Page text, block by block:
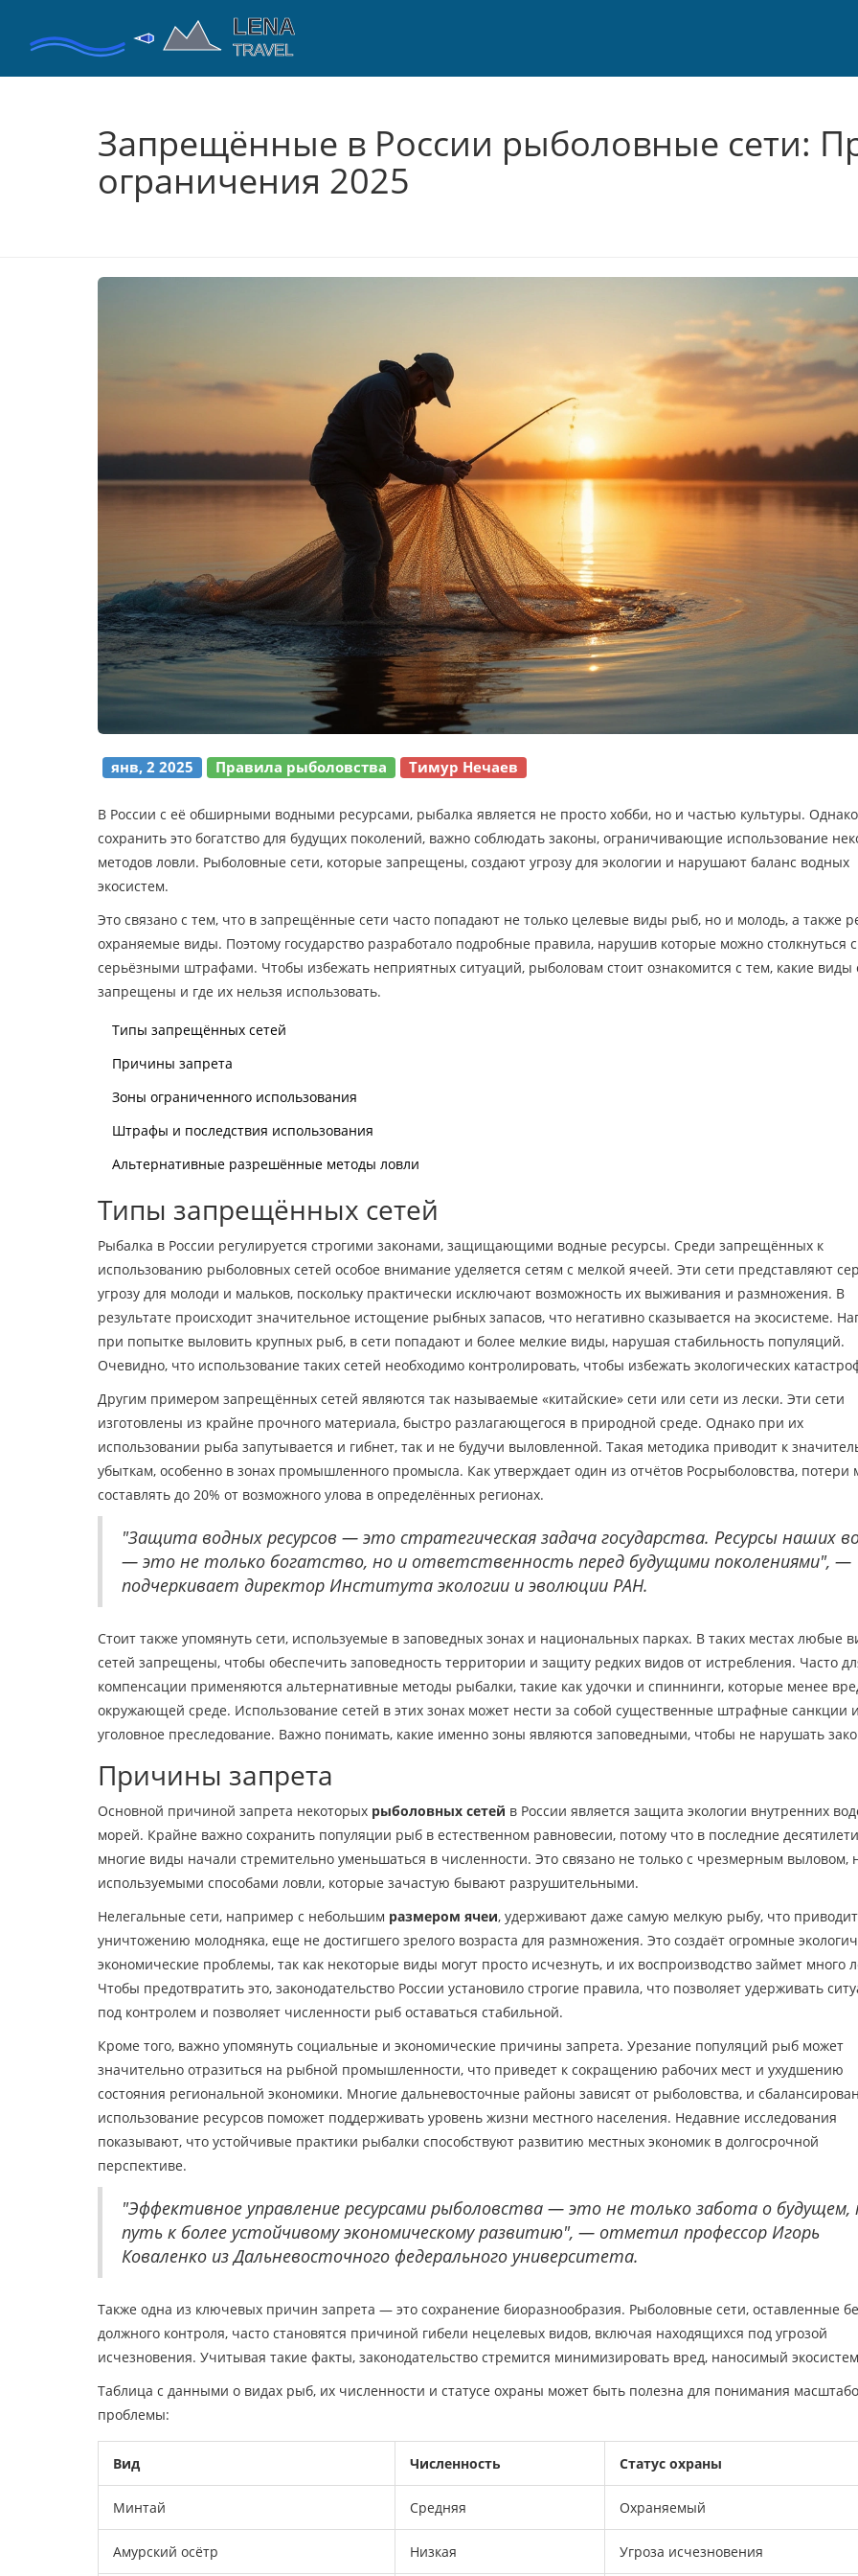
Запрещённые в России рыболовные сети:
ограничения 2025
янв, 2 2025 Правила рыболовства Тимур Нечаев
В России с её обширными водными ресурсами, рыбалка является не просто хобби, но и частью культуры.
сохранить это богатство для будущих поколений, важно соблюдать законы, ограничивающие использование
методов ловли. Рыболовные сети, которые запрещены, создают угрозу для экологии и нарушают баланс водных
экосистем.
Это связано с тем, что в запрещённые сети часто попадают не только целевые виды рыб, но и молодь, а также
охраняемые виды. Поэтому государство разработало подробные правила, нарушив которые можно столкнуться с
серьёзными штрафами. Чтобы избежать неприятных ситуаций, рыболовам стоит ознакомится с тем, какие виды
запрещены и где их нельзя использовать.
Типы запрещённых сетей
Причины запрета
Зоны ограниченного использования
Штрафы и последствия использования
Альтернативные разрешённые методы ловли
Типы запрещённых сетей
Рыбалка в России регулируется строгими законами, защищающими водные ресурсы. Среди запрещённых к
использованию рыболовных сетей особое внимание уделяется сетям с мелкой ячеей. Эти сети представляют
угрозу для молоди и мальков, поскольку практически исключают возможность их выживания и размножения. В
результате происходит значительное истощение рыбных запасов, что негативно сказывается на экосистеме.
при попытке выловить крупных рыб, в сети попадают и более мелкие виды, нарушая стабильность популяций.
Очевидно, что использование таких сетей необходимо контролировать, чтобы избежать экологических
Другим примером запрещённых сетей являются так называемые «китайские» сети или сети из лески. Эти сети
изготовлены из крайне прочного материала, быстро разлагающегося в природной среде. Однако при их
использовании рыба запутывается и гибнет, так и не будучи выловленной. Такая методика приводит к
убыткам, особенно в зонах промышленного промысла. Как утверждает один из отчётов Росрыболовства, потери
составлять до 20% от возможного улова в определённых регионах.
"Защита водных ресурсов — это стратегическая задача государства. Ресурсы наших
— это не только богатство, но и ответственность перед будущими поколениями", —
подчеркивает директор Института экологии и эволюции РАН.
Стоит также упомянуть сети, используемые в заповедных зонах и национальных парках. В таких местах любые
сетей запрещены, чтобы обеспечить заповедность территории и защиту редких видов от истребления. Часто
компенсации применяются альтернативные методы рыбалки, такие как удочки и спиннинги, которые менее
окружающей среде. Использование сетей в этих зонах может нести за собой существенные штрафные санкции
уголовное преследование. Важно понимать, какие именно зоны являются заповедными, чтобы не нарушать
Причины запрета
Основной причиной запрета некоторых рыболовных сетей в России является защита экологии внутренних
морей. Крайне важно сохранить популяции рыб в естественном равновесии, потому что в последние
многие виды начали стремительно уменьшаться в численности. Это связано не только с чрезмерным выловом,
используемыми способами ловли, которые зачастую бывают разрушительными.
Нелегальные сети, например с небольшим размером ячеи, удерживают даже самую мелкую рыбу, что
уничтожению молодняка, еще не достигшего зрелого возраста для размножения. Это создаёт огромные
экономические проблемы, так как некоторые виды могут просто исчезнуть, и их воспроизводство займет много
Чтобы предотвратить это, законодательство России установило строгие правила, что позволяет удерживать
под контролем и позволяет численности рыб оставаться стабильной.
Кроме того, важно упомянуть социальные и экономические причины запрета. Урезание популяций рыб может
значительно отразиться на рыбной промышленности, что приведет к сокращению рабочих мест и ухудшению
состояния региональной экономики. Многие дальневосточные районы зависят от рыболовства, и
использование ресурсов поможет поддерживать уровень жизни местного населения. Недавние исследования
показывают, что устойчивые практики рыбалки способствуют развитию местных экономик в долгосрочной
перспективе.
"Эффективное управление ресурсами рыболовства — это не только забота о будущем,
путь к более устойчивому экономическому развитию", — отметил профессор Игорь
Коваленко из Дальневосточного федерального университета.
Также одна из ключевых причин запрета — это сохранение биоразнообразия. Рыболовные сети, оставленные
должного контроля, часто становятся причиной гибели нецелевых видов, включая находящихся под угрозой
исчезновения. Учитывая такие факты, законодательство стремится минимизировать вред, наносимый
Таблица с данными о видах рыб, их численности и статусе охраны может быть полезна для понимания
проблемы:
Вид Численность Статус охраны
Минтай Средняя Охраняемый
Амурский осётр Низкая Угроза исчезновения